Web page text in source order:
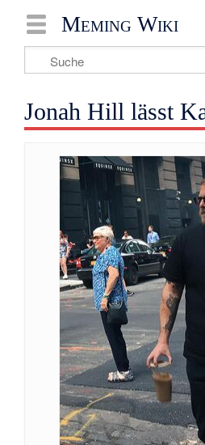
Meming Wiki
Jonah Hill lässt